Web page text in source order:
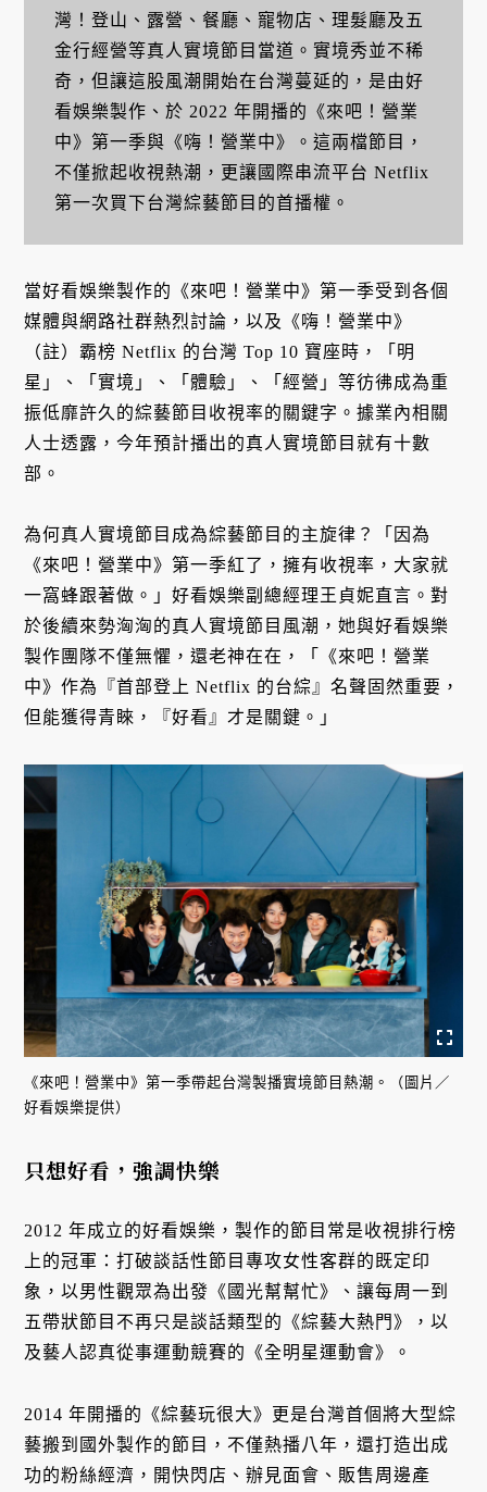
灣！登山、露營、餐廳、寵物店、理髮廳及五
金行經營等真人實境節目當道。實境秀並不稀
奇，但讓這股風潮開始在台灣蔓延的，是由好
看娛樂製作、於 2022 年開播的《來吧！營業
中》第一季與《嗨！營業中》。這兩檔節目，
不僅掀起收視熱潮，更讓國際串流平台 Netflix
第一次買下台灣綜藝節目的首播權。
當好看娛樂製作的《來吧！營業中》第一季受到各個
媒體與網路社群熱烈討論，以及《嗨！營業中》
（註）霸榜 Netflix 的台灣 Top 10 寶座時，「明
星」、「實境」、「體驗」、「經營」等彷彿成為重
振低靡許久的綜藝節目收視率的關鍵字。據業內相關
人士透露，今年預計播出的真人實境節目就有十數
部。
為何真人實境節目成為綜藝節目的主旋律？「因為
《來吧！營業中》第一季紅了，擁有收視率，大家就
一窩蜂跟著做。」好看娛樂副總經理王貞妮直言。對
於後續來勢洶洶的真人實境節目風潮，她與好看娛樂
製作團隊不僅無懼，還老神在在，「《來吧！營業
中》作為『首部登上 Netflix 的台綜』名聲固然重要，
但能獲得青睞，『好看』才是關鍵。」
《來吧！營業中》第一季帶起台灣製播實境節目熱潮。（圖片／
好看娛樂提供）
只想好看，強調快樂
2012 年成立的好看娛樂，製作的節目常是收視排行榜
上的冠軍：打破談話性節目專攻女性客群的既定印
象，以男性觀眾為出發《國光幫幫忙》、讓每周一到
五帶狀節目不再只是談話類型的《綜藝大熱門》，以
及藝人認真從事運動競賽的《全明星運動會》。
2014 年開播的《綜藝玩很大》更是台灣首個將大型綜
藝搬到國外製作的節目，不僅熱播八年，還打造出成
功的粉絲經濟，開快閃店、辦見面會、販售周邊產